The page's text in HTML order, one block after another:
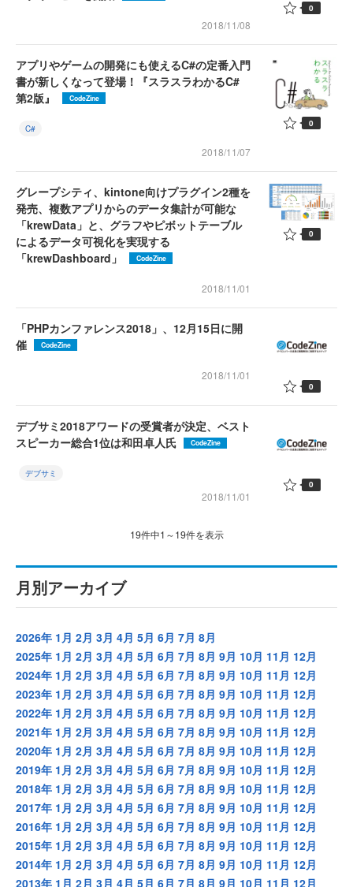
2018/11/08
0
アプリやゲームの開発にも使えるC#の定番入門
書が新しくなって登場！『スラスラわかるC#
第2版』
CodeZine
C#
2018/11/07
0
グレープシティ、kintone向けプラグイン2種を
発売、複数アプリからのデータ集計が可能な
「krewData」と、グラフやピボットテーブル
によるデータ可視化を実現する
「krewDashboard」
CodeZine
2018/11/01
0
「PHPカンファレンス2018」、12月15日に開
催
CodeZine
2018/11/01
0
デブサミ2018アワードの受賞者が決定、ベスト
スピーカー総合1位は和田卓人氏
CodeZine
デブサミ
2018/11/01
0
19件中1～19件を表示
月別アーカイブ
2026年 1月 2月 3月 4月 5月 6月 7月 8月
2025年 1月 2月 3月 4月 5月 6月 7月 8月 9月 10月 11月 12月
2024年 1月 2月 3月 4月 5月 6月 7月 8月 9月 10月 11月 12月
2023年 1月 2月 3月 4月 5月 6月 7月 8月 9月 10月 11月 12月
2022年 1月 2月 3月 4月 5月 6月 7月 8月 9月 10月 11月 12月
2021年 1月 2月 3月 4月 5月 6月 7月 8月 9月 10月 11月 12月
2020年 1月 2月 3月 4月 5月 6月 7月 8月 9月 10月 11月 12月
2019年 1月 2月 3月 4月 5月 6月 7月 8月 9月 10月 11月 12月
2018年 1月 2月 3月 4月 5月 6月 7月 8月 9月 10月 11月 12月
2017年 1月 2月 3月 4月 5月 6月 7月 8月 9月 10月 11月 12月
2016年 1月 2月 3月 4月 5月 6月 7月 8月 9月 10月 11月 12月
2015年 1月 2月 3月 4月 5月 6月 7月 8月 9月 10月 11月 12月
2014年 1月 2月 3月 4月 5月 6月 7月 8月 9月 10月 11月 12月
2013年 1月 2月 3月 4月 5月 6月 7月 8月 9月 10月 11月 12月